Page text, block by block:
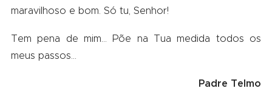
maravilhoso e bom. Só tu, Senhor!
Tem pena de mim… Põe na Tua medida todos os
meus passos…
Padre Telmo